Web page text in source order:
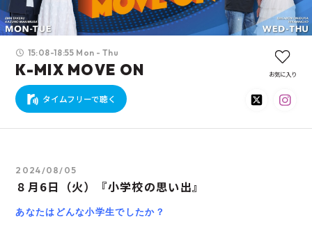
15:08-18:55 Mon - Thu
K-MIX MOVE ON
タイムフリーで聴く
お気に入り
2024/08/05
８月6日（火）『小学校の思い出』
あなたはどんな小学生でしたか？